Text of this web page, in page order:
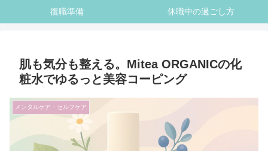
復職準備 休職中の過ごし方
肌も気分も整える。Mitea ORGANICの化
粧水でゆるっと美容コーピング
メンタルケア・セルフケア